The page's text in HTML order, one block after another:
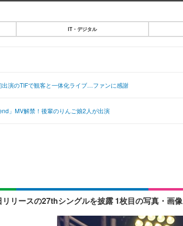
ショッピング
エンタメTOP
ショッピング
IT・デジタル
出演のTIFで観客と一体化ライブ…ファンに感謝
」MV解禁！後輩のりんご娘2人が出演
リリースの27thシングルを披露 1枚目の写真・画像